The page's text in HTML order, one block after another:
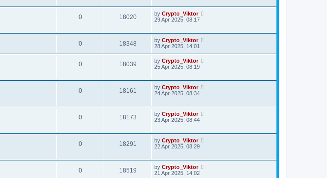
0 18020 by Crypto_Viktor
29 Apr 2025, 08:17
0 18348 by Crypto_Viktor
28 Apr 2025, 14:01
0 18039 by Crypto_Viktor
25 Apr 2025, 08:19
0 18161 by Crypto_Viktor
24 Apr 2025, 08:34
0 18173 by Crypto_Viktor
23 Apr 2025, 08:44
0 18291 by Crypto_Viktor
22 Apr 2025, 08:29
0 18519 by Crypto_Viktor
21 Apr 2025, 14:02